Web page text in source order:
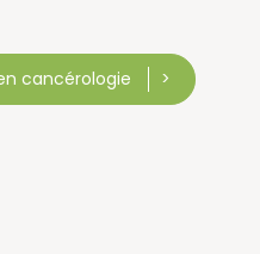
cancérologie